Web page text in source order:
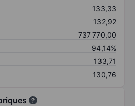
133,33
132,92
737 770,00
94,14%
133,71
130,76